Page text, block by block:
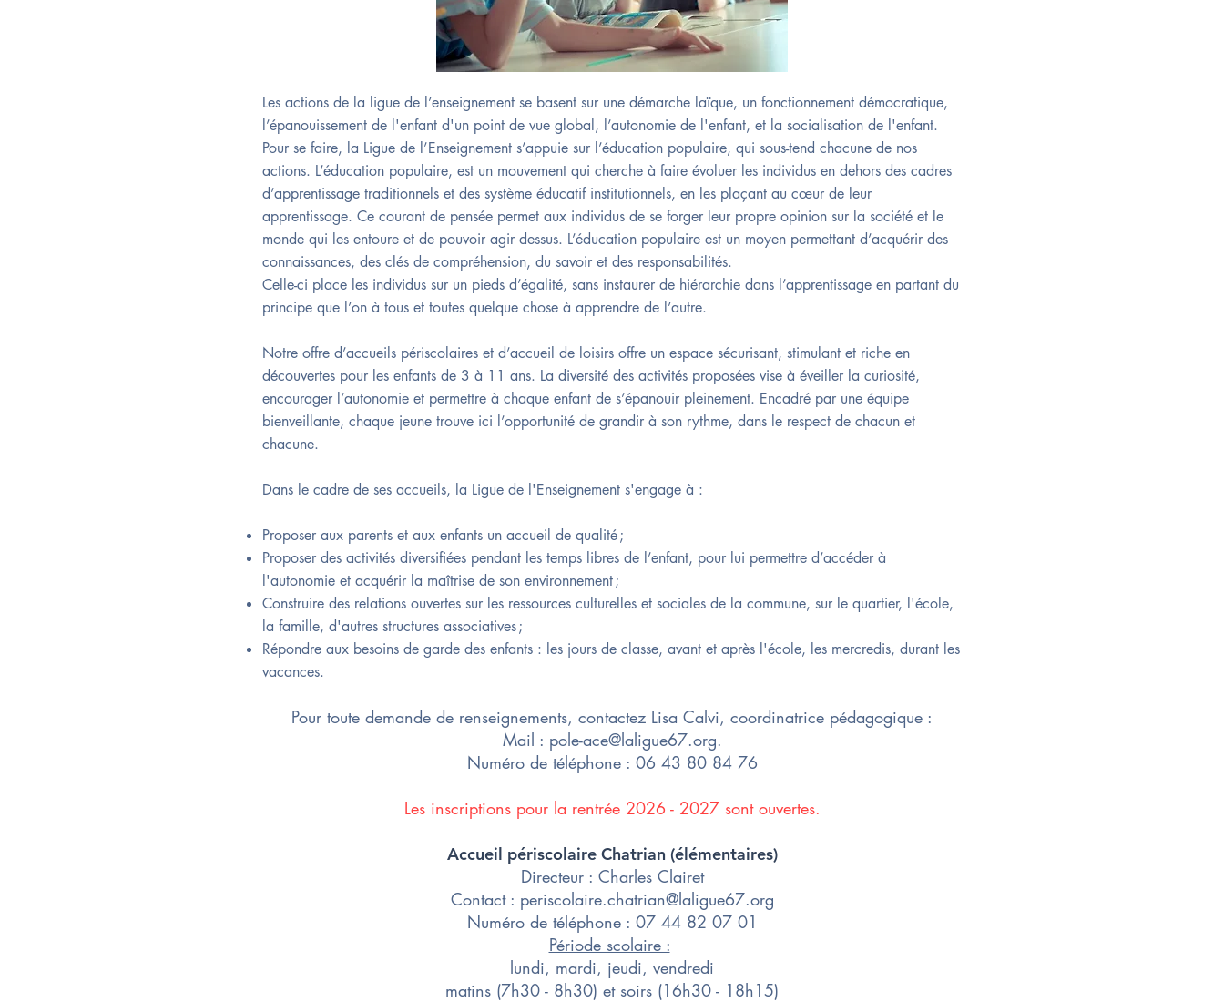
Les actions de la ligue de l’enseignement se basent sur une démarche laïque, un fonctionnement démocratique,
l’épanouissement de l'enfant d'un point de vue global, l’autonomie de l'enfant, et la socialisation de l'enfant.
Pour se faire, la Ligue de l’Enseignement s’appuie sur l’éducation populaire, qui sous-tend chacune de nos
actions. L’éducation populaire, est un mouvement qui cherche à faire évoluer les individus en dehors des cadres
d’apprentissage traditionnels et des système éducatif institutionnels, en les plaçant au cœur de leur
apprentissage. Ce courant de pensée permet aux individus de se forger leur propre opinion sur la société et le
monde qui les entoure et de pouvoir agir dessus. L’éducation populaire est un moyen permettant d’acquérir des
connaissances, des clés de compréhension, du savoir et des responsabilités.
Celle-ci place les individus sur un pieds d’égalité, sans instaurer de hiérarchie dans l’apprentissage en partant du
principe que l’on à tous et toutes quelque chose à apprendre de l’autre.
Notre offre d’accueils périscolaires et d’accueil de loisirs offre un espace sécurisant, stimulant et riche en
découvertes pour les enfants de 3 à 11 ans. La diversité des activités proposées vise à éveiller la curiosité,
encourager l’autonomie et permettre à chaque enfant de s’épanouir pleinement. Encadré par une équipe
bienveillante, chaque jeune trouve ici l’opportunité de grandir à son rythme, dans le respect de chacun et
chacune.
Dans le cadre de ses accueils, la Ligue de l'Enseignement s'engage à :
Proposer aux parents et aux enfants un accueil de qualité ;
Proposer des activités diversifiées pendant les temps libres de l’enfant, pour lui permettre d’accéder à
l'autonomie et acquérir la maîtrise de son environnement ;
Construire des relations ouvertes sur les ressources culturelles et sociales de la commune, sur le quartier, l'école,
la famille, d'autres structures associatives ;
Répondre aux besoins de garde des enfants : les jours de classe, avant et après l'école, les mercredis, durant les
vacances.
Pour toute demande de renseignements, contactez Lisa Calvi, coordinatrice pédagogique :
Mail : pole-ace@laligue67.org.
Numéro de téléphone : 06 43 80 84 76
Les inscriptions pour la rentrée 2026 - 2027 sont ouvertes.
Accueil périscolaire Chatrian​ (élémentaires)
Directeur : Charles Clairet
​Contact : periscolaire.chatrian@laligue67.org
Numéro de téléphone : 07 44 82 07 01
Période scolaire :
lundi, mardi, jeudi, vendredi
matins (7h30 - 8h30) et soirs (16h30 - 18h15)